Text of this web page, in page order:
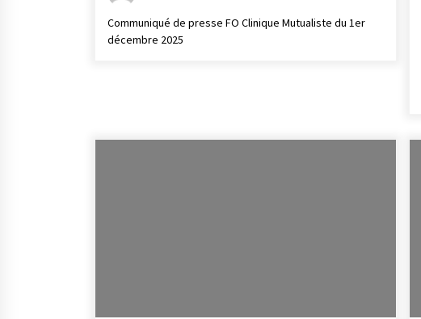
Communiqué de presse FO Clinique Mutualiste du 1er
décembre 2025